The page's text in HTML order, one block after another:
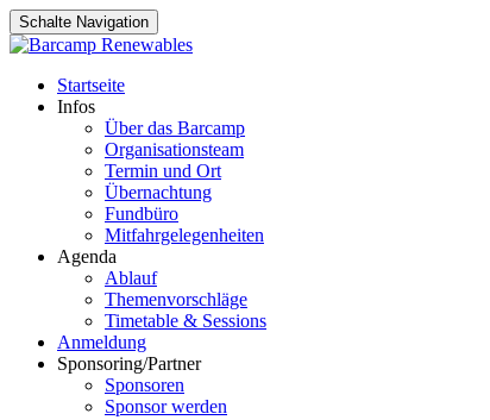
Schalte Navigation
Zum
Inhalt
Startseite
Infos
Über das Barcamp
Organisationsteam
Termin und Ort
Übernachtung
Fundbüro
Mitfahrgelegenheiten
Agenda
Ablauf
Themenvorschläge
Timetable & Sessions
Anmeldung
Sponsoring/Partner
Sponsoren
Sponsor werden